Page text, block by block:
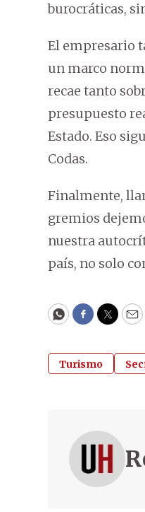
burocráticas,
El empresario
un marco
recae tanto
presupuesto
Estado. Eso
Codas.
Finalmente,
gremios
nuestra
país, no solo
WhatsApp
Facebook
Turismo